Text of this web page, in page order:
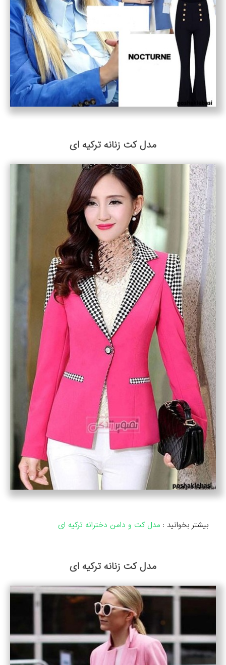
مدل کت زنانه ترکیه ای
بیشتر بخوانید : مدل کت و دامن دخترانه ترکیه ای
مدل کت زنانه ترکیه ای